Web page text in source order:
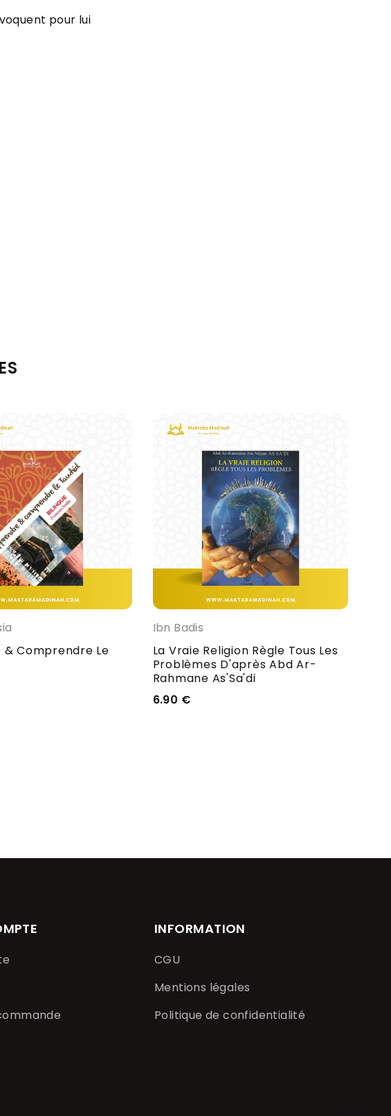
pour lui
Comprendre Le
Ibn Badis
La Vraie Religion Règle Tous Les
Problèmes D'après Abd Ar-
Rahmane As'Sa'di
6.90 €
INFORMATION
CGU
Mentions légales
Politique de confidentialité